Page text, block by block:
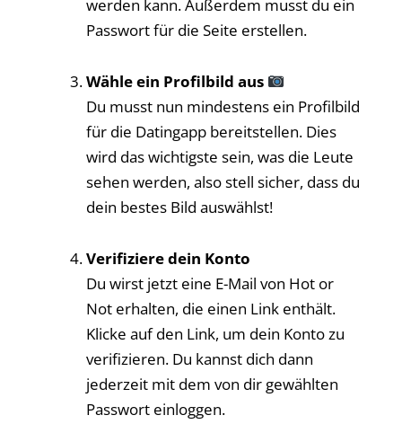
werden kann. Außerdem musst du ein
Passwort für die Seite erstellen.
Wähle ein Profilbild aus
Du musst nun mindestens ein Profilbild
für die Datingapp bereitstellen. Dies
wird das wichtigste sein, was die Leute
sehen werden, also stell sicher, dass du
dein bestes Bild auswählst!
Verifiziere dein Konto
Du wirst jetzt eine E-Mail von Hot or
Not erhalten, die einen Link enthält.
Klicke auf den Link, um dein Konto zu
verifizieren. Du kannst dich dann
jederzeit mit dem von dir gewählten
Passwort einloggen.